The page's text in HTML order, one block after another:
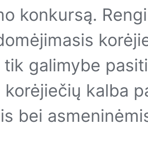
konkursą.
tik galimybe
korėjiečių kalba
bei